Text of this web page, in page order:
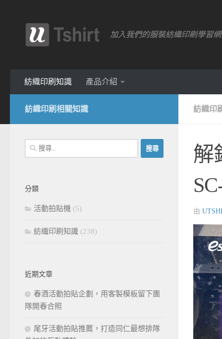
加入我們的服裝紡織印刷學習
紡織印刷知識 產品介紹
紡織印
解
由
紡織印刷相關知識
搜
尋
字:
分類
活動拍貼機 (5)
紡織印刷知識 (238)
近期文章
春酒活動拍貼企劃，用客製模板留下團
隊開春合照
尾牙活動拍貼推薦，打造同仁最想排隊